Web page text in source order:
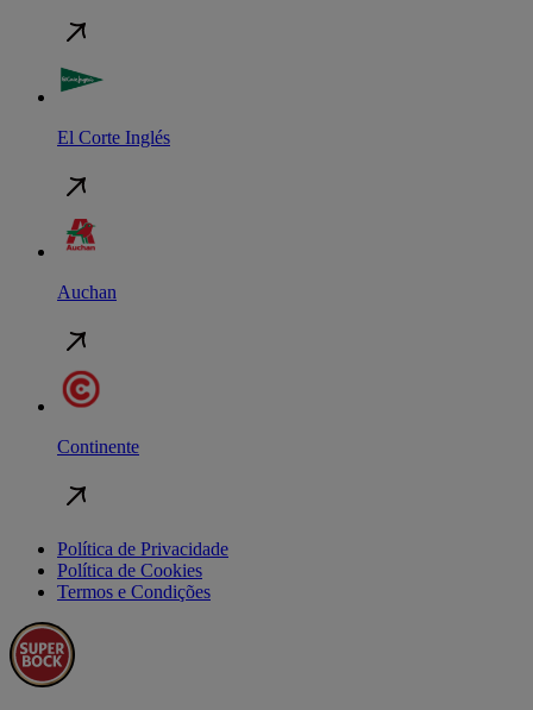
El Corte Inglés
Auchan
Continente
Política de Privacidade
Política de Cookies
Termos e Condições